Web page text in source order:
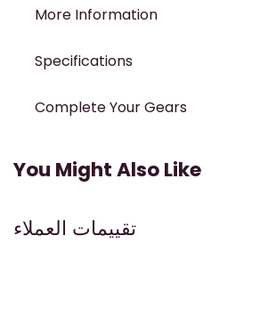
More Information
Specifications
Complete Your Gears
You Might Also Like
تقييمات العملاء